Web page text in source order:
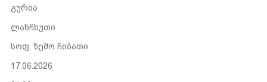
გურია
ლანჩხუთი
სოფ. ზემო ჩიბათი
17.06.2026